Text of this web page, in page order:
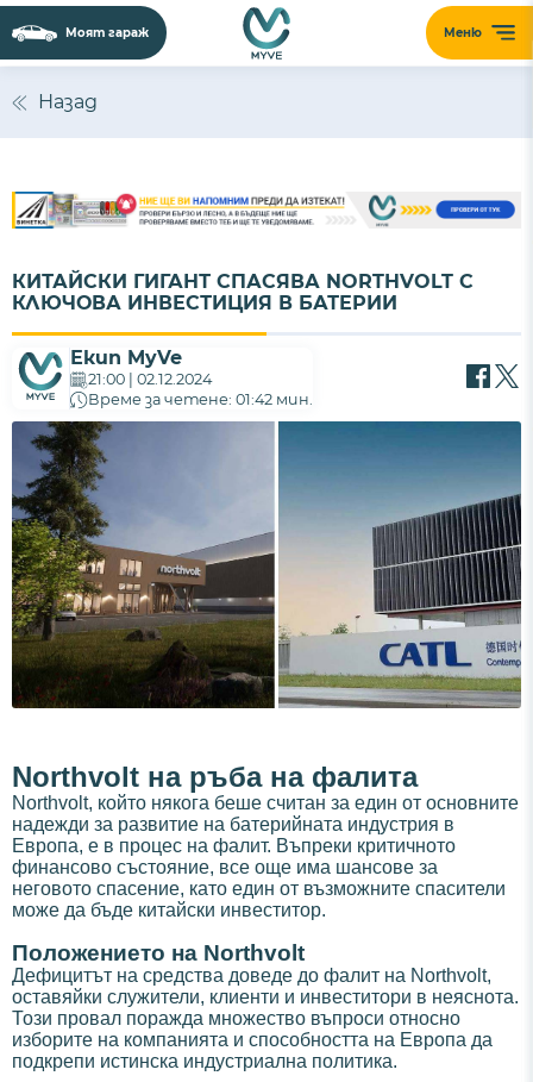
Меню
Моят гараж
Назад
КИТАЙСКИ ГИГАНТ СПАСЯВА NORTHVOLT С
КЛЮЧОВА ИНВЕСТИЦИЯ В БАТЕРИИ
Екип MyVe
21:00 | 02.12.2024
Време за четене: 01:42 мин.
Northvolt на ръба на фалита
Northvolt, който някога беше считан за един от основните
надежди за развитие на батерийната индустрия в
Европа, е в процес на фалит. Въпреки критичното
финансово състояние, все още има шансове за
неговото спасение, като един от възможните спасители
може да бъде китайски инвеститор.
Положението на Northvolt
Дефицитът на средства доведе до фалит на Northvolt,
оставяйки служители, клиенти и инвеститори в неяснота.
Този провал поражда множество въпроси относно
изборите на компанията и способността на Европа да
подкрепи истинска индустриална политика.